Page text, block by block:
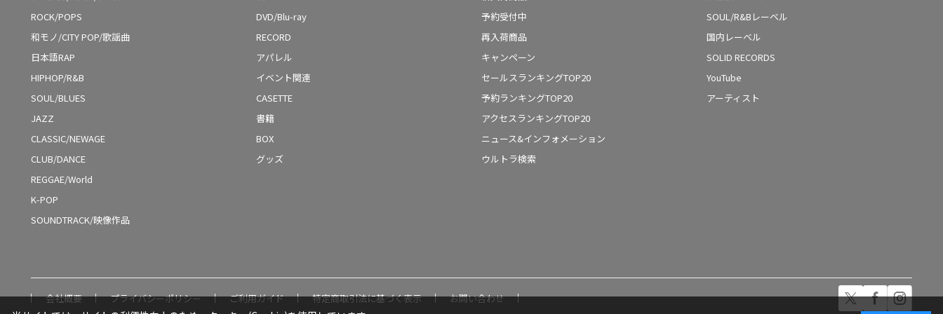
ROCK/POPS
和モノ/CITY POP/歌謡曲
日本語RAP
HIPHOP/R&B
SOUL/BLUES
JAZZ
CLASSIC/NEWAGE
CLUB/DANCE
REGGAE/World
K-POP
SOUNDTRACK/映像作品
DVD/Blu-ray
RECORD
アパレル
イベント関連
CASETTE
書籍
BOX
グッズ
予約受付中
再入荷商品
キャンペーン
セールスランキングTOP20
予約ランキングTOP20
アクセスランキングTOP20
ニュース&インフォメーション
ウルトラ検索
SOUL/R&Bレーベル
国内レーベル
SOLID RECORDS
YouTube
アーティスト
会社概要 プライバシーポリシー ご利用ガイド 特定商取引法に基づく表示 お問い合わせ